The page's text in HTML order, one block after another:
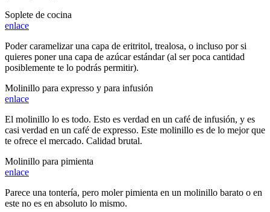
Soplete de cocina
enlace
Poder caramelizar una capa de eritritol, trealosa, o incluso por si
quieres poner una capa de azúcar estándar (al ser poca cantidad
posiblemente te lo podrás permitir).
Molinillo para expresso y para infusión
enlace
El molinillo lo es todo. Esto es verdad en un café de infusión, y es
casi verdad en un café de expresso. Este molinillo es de lo mejor que
te ofrece el mercado. Calidad brutal.
Molinillo para pimienta
enlace
Parece una tontería, pero moler pimienta en un molinillo barato o en
este no es en absoluto lo mismo.